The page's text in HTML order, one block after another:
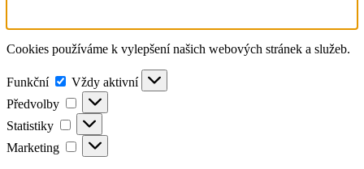
Cookies používáme k vylepšení našich webových stránek a služeb.
Funkční Funkční
Vždy aktivní
Předvolby
Předvolby
Statistiky Statistiky
Marketing Marketing